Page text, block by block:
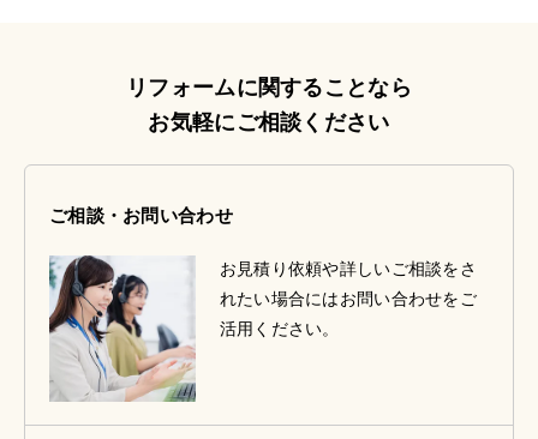
リフォームに関することなら
お気軽にご相談ください
ご相談・お問い合わせ
お見積り依頼や詳しいご相談をさ
れたい場合にはお問い合わせをご
活用ください。